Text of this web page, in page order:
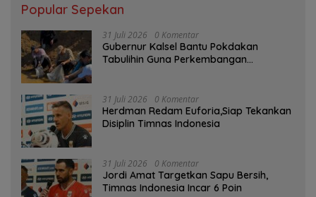
Popular Sepekan
31 Juli 2026 0 Komentar
Gubernur Kalsel Bantu Pokdakan
Tabulihin Guna Perkembangan
31 Juli 2026 0 Komentar
Herdman Redam Euforia,Siap Tekankan
Disiplin Timnas Indonesia
31 Juli 2026 0 Komentar
Jordi Amat Targetkan Sapu Bersih,
Timnas Indonesia Incar 6 Poin